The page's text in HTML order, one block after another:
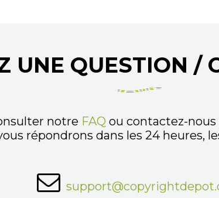
UNE QUESTION /
notre FAQ ou contactez-nous
répondrons dans les 24 heures,